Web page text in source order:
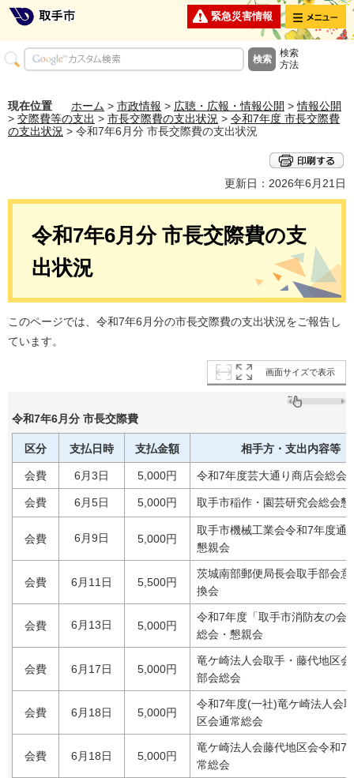
緊急災害情報 メニュー
検索
方法
現在位置 ホーム > 市政情報 > 広聴・広報・情報公開 >情報公開
> 交際費等の支出 > 市長交際費の支出状況 > 令和7年度 市長交際費
の支出状況 > 令和7年6月分 市長交際費の支出状況
更新日：2026年6月21日
令和7年6月分 市長交際費の支
出状況
このページでは、令和7年6月分の市長交際費の支出状況をご報告し
ています。
画面サイズで表示
令和7年6月分 市長交際費
区分 支払日時 支払金額 相手方・支出内容等
会費 6月3日 5,000円 令和7年度芸大通り商店会総会
会費 6月5日 5,000円 取手市稲作・園芸研究会総会懇
会費 6月9日 5,000円
取手市機械工業会令和7年度通
懇親会
会費 6月11日 5,500円
茨城南部郵便局長会取手部会意
換会
会費 6月13日 5,000円
令和7年度「取手市消防友の会
総会・懇親会
会費 6月17日 5,000円
竜ケ崎法人会取手・藤代地区会
部会総会
会費 6月18日 5,000円
令和7年度(一社)竜ケ崎法人会
区会通常総会
会費 6月18日 5,000円
竜ケ崎法人会藤代地区会令和7
常総会